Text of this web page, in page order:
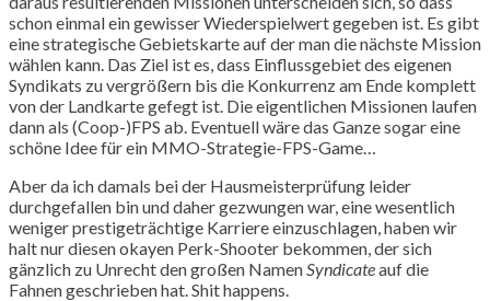
schon einmal ein gewisser Wiederspielwert gegeben ist. Es gibt
eine strategische Gebietskarte auf der man die nächste Mission
wählen kann. Das Ziel ist es, dass Einflussgebiet des eigenen
Syndikats zu vergrößern bis die Konkurrenz am Ende komplett
von der Landkarte gefegt ist. Die eigentlichen Missionen laufen
dann als (Coop-)FPS ab. Eventuell wäre das Ganze sogar eine
schöne Idee für ein MMO-Strategie-FPS-Game…
Aber da ich damals bei der Hausmeisterprüfung leider
durchgefallen bin und daher gezwungen war, eine wesentlich
weniger prestigeträchtige Karriere einzuschlagen, haben wir
halt nur diesen okayen Perk-Shooter bekommen, der sich
gänzlich zu Unrecht den großen Namen Syndicateauf die
Fahnen geschrieben hat. Shit happens.